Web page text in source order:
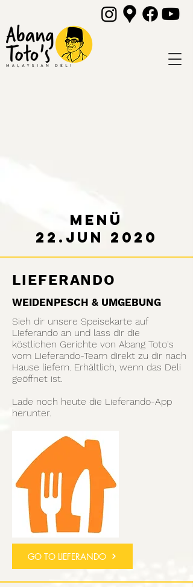
Menü
22.Jun 2020
LIEFERANDO
WEIDENPESCH & UMGEBUNG
Sieh dir unsere Speisekarte auf
Lieferando an und lass dir die
köstlichen Gerichte von Abang Toto's
vom Lieferando-Team direkt zu dir nach
Hause liefern. Erhältlich, wenn das Deli
geöffnet ist.
Lade noch heute die Lieferando-App
herunter.
GO TO LIEFERANDO